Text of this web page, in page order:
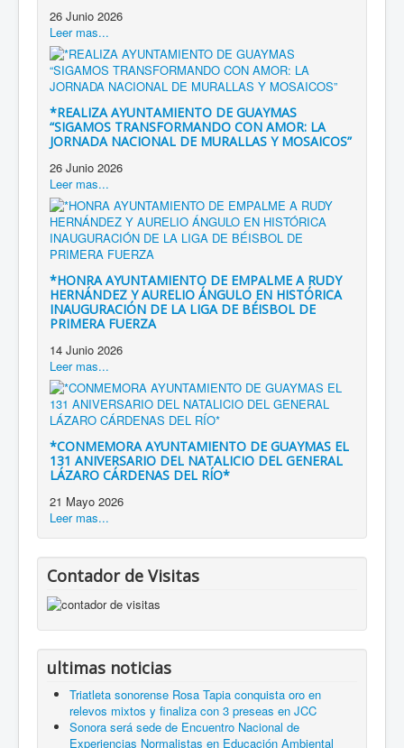
26 Junio 2026
Leer mas...
*REALIZA AYUNTAMIENTO DE GUAYMAS
“SIGAMOS TRANSFORMANDO CON AMOR: LA
JORNADA NACIONAL DE MURALLAS Y MOSAICOS”
26 Junio 2026
Leer mas...
*HONRA AYUNTAMIENTO DE EMPALME A RUDY
HERNÁNDEZ Y AURELIO ÁNGULO EN HISTÓRICA
INAUGURACIÓN DE LA LIGA DE BÉISBOL DE
PRIMERA FUERZA
14 Junio 2026
Leer mas...
*CONMEMORA AYUNTAMIENTO DE GUAYMAS EL
131 ANIVERSARIO DEL NATALICIO DEL GENERAL
LÁZARO CÁRDENAS DEL RÍO*
21 Mayo 2026
Leer mas...
Contador de Visitas
ultimas noticias
Triatleta sonorense Rosa Tapia conquista oro en
relevos mixtos y finaliza con 3 preseas en JCC
Sonora será sede de Encuentro Nacional de
Experiencias Normalistas en Educación Ambiental